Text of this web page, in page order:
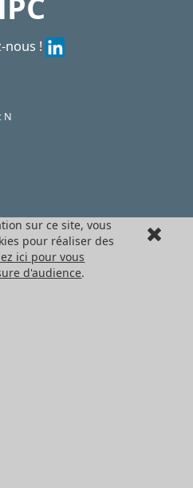
nous !
N
sur ce site, vous
pour réaliser des
ici pour vous
d'audience.